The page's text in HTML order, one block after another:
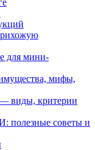
для мини-
мифы,
— виды, критерии
полезные советы и